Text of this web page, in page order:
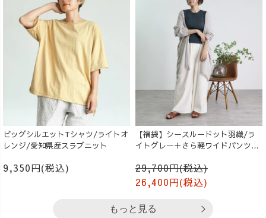
ビッグシルエットTシャツ/ライトオ
レンジ/愛知県産スラブニット
9,350円(税込)
【福袋】シースルードット羽織/ラ
イトグレー＋さら軽ワイドパンツ/
29,700円(税込)
26,400円(税込)
もっと見る